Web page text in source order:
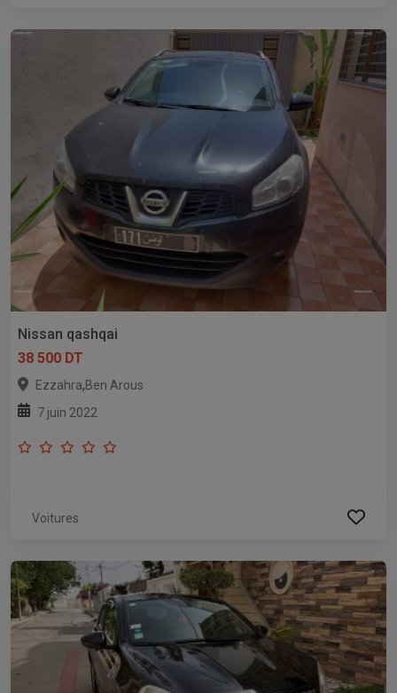
Nissan qashqai
38 500 DT
Ezzahra,Ben Arous
7 juin 2022
Voitures